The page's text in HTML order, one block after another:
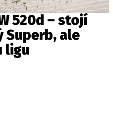
520d – stojí
ale
ligu